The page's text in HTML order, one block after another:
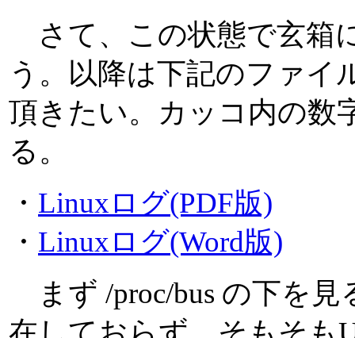
さて、この状態で玄箱
う。以降は下記のファイ
頂きたい。カッコ内の数
る。
・ Linuxログ(PDF版)
・ Linuxログ(Word版)
まず /proc/bus の下を見